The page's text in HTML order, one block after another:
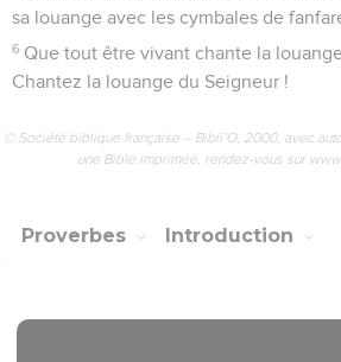
sa louange avec les cymbales de
6 Que tout être vivant chante la
Chantez la louange du Seigneur !
© Société biblique française – Bibli’O, 2000, avec
une Bible imprimée, rendez-vous sur
Proverbes Introduction